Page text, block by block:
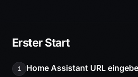
Erster Start
1 Home Assistant URL